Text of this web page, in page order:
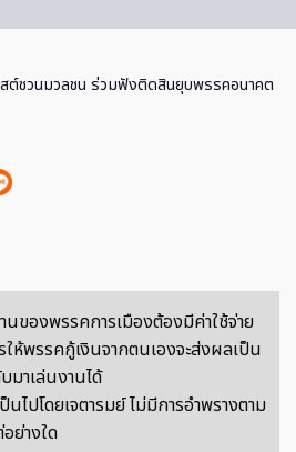
ต์ชวนมวลชน ร่วมฟังติดสินยุบพรรคอนาคต
นของพรรคการเมืองต้องมีค่าใช้จ่าย
ให้พรรคกู้เงินจากตนเองจะส่งผลเป็น
าเล่นงานได้
ไปโดยเจตารมย์ ไม่มีการอำพรางตาม
ย่างใด